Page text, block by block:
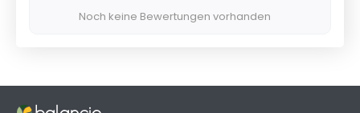
Noch keine Bewertungen vorhanden